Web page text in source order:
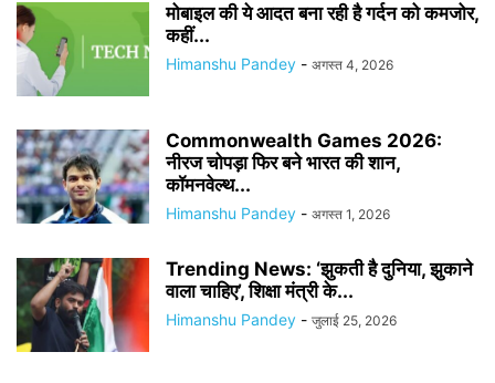
मोबाइल की ये आदत बना रही है गर्दन को कमजोर,
कहीं...
Himanshu Pandey - अगस्त 4, 2026
Commonwealth Games 2026:
नीरज चोपड़ा फिर बने भारत की शान,
कॉमनवेल्थ...
Himanshu Pandey - अगस्त 1, 2026
Trending News: ‘झुकती है दुनिया, झुकाने
वाला चाहिए’, शिक्षा मंत्री के...
Himanshu Pandey - जुलाई 25, 2026